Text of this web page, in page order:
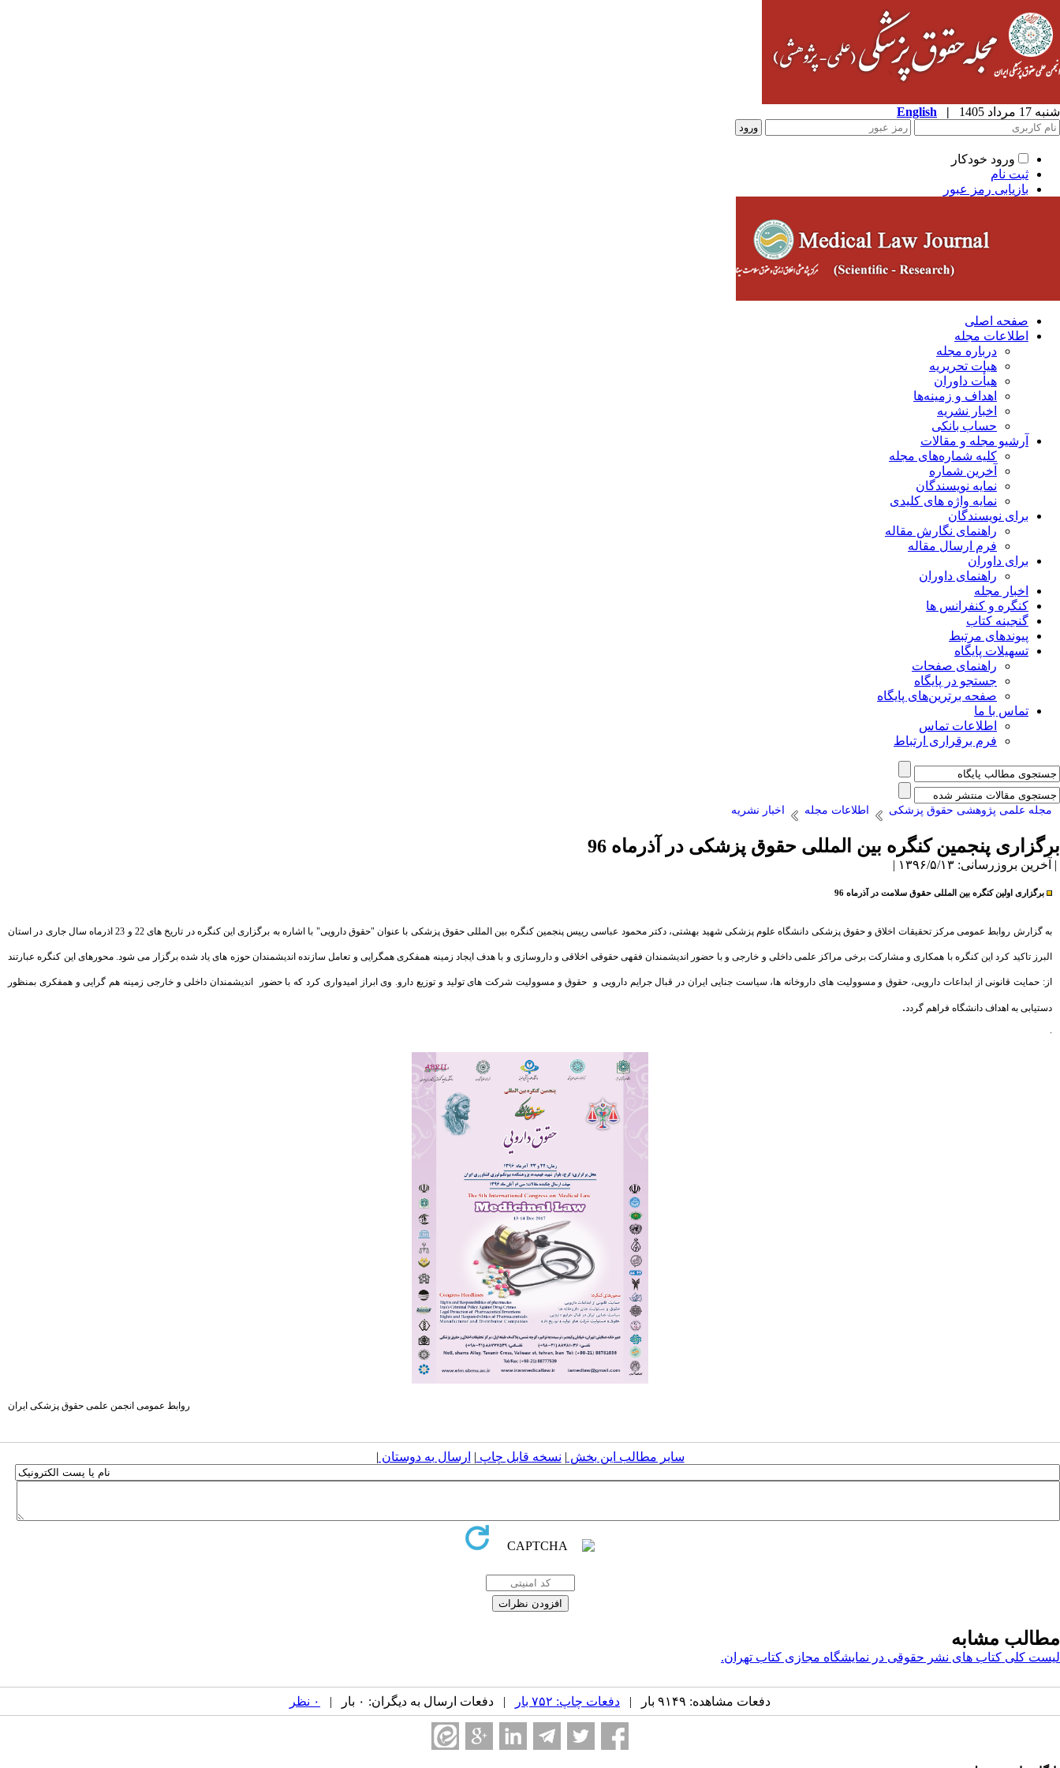
شنبه 17 مرداد 1405 |
English
ورود خودکار
ثبت نام
بازیابی رمز عبور
صفحه اصلی
اطلاعات مجله
درباره مجله
هیات تحریریه
هیأت داوران
اهداف و زمینه‌ها
اخبار نشریه
حساب بانکی
آرشیو مجله و مقالات
کلیه شماره‌های مجله
آخرین شماره
نمایه نویسندگان
نمایه واژه های کلیدی
برای نویسندگان
راهنمای نگارش مقاله
فرم ارسال مقاله
برای داوران
راهنمای داوران
اخبار مجله
کنگره و کنفرانس ها
گنجینه کتاب
پیوندهای مرتبط
تسهیلات پایگاه
راهنمای صفحات
جستجو در پایگاه
صفحه برترین‌های پایگاه
تماس با ما
اطلاعات تماس
فرم برقراری ارتباط
مجله علمی پژوهشی حقوق پزشکی اطلاعات مجله اخبار نشریه
برگزاری پنجمین کنگره بین المللی حقوق پزشکی در آذرماه 96
| آخرین بروزرسانی: ۱۳۹۶/۵/۱۳ |
برگزاری اولین کنگره بین المللی حقوق سلامت در آذرماه 96
به گزارش روابط عمومی مرکز تحقیقات اخلاق و حقوق پزشکی دانشگاه علوم پزشکی شهید بهشتی، دکتر محمود عباسی رییس پنجمین کنگره بین المللی حقوق پزشکی با عنوان "حقوق دارویی" با اشاره به برگزاری این کنگره در تاریخ های 22 و 23 اذرماه سال جاری در استان
البرز تاکید کرد این کنگره با همکاری و مشارکت برخی مراکز علمی داخلی و خارجی و با حضور اندیشمندان فقهی حقوقی اخلاقی و داروسازی و با هدف ایجاد زمینه همفکری همگرایی و تعامل سازنده اندیشمندان حوزه های یاد شده برگزار می شود. محورهای این کنگره عبارتند
از: حمایت قانونی از ابداعات دارویی، حقوق و مسوولیت های داروخانه ها، سیاست جنایی ایران در قبال جرایم دارویی و حقوق و مسوولیت شرکت های تولید و توزیع دارو. وی ابراز امیدواری کرد که با حضور اندیشمندان داخلی و خارجی زمینه هم گرایی و همفکری بمنظور
دستیابی به اهداف دانشگاه فراهم گردد.
.
روابط عمومی انجمن علمی حقوق پزشکی ایران
سایر مطالب این بخش | نسخه قابل چاپ | ارسال به دوستان |
مطالب مشابه
لیست کلی کتاب های نشر حقوقی در نمایشگاه مجازی کتاب تهران.
دفعات مشاهده: ۹۱۴۹ بار | دفعات چاپ: ۷۵۲ بار | دفعات ارسال به دیگران: ۰ بار | ۰ نظر